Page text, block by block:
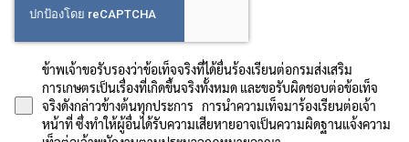
for:
Search
ข้าพเจ้าขอรับรองว่าข้อเท็จจริงที่ได้ยื่นร้องเรียนต่อกรมส่งเสริม
การเกษตรเป็นเรื่องที่เกิดขึ้นจริงทั้งหมด และขอรับผิดชอบต่อข้อเท็จ
จริงดังกล่าวข้างต้นทุกประการ การนำความเท็จมาร้องเรียนต่อเจ้า
หน้าที่ ซึ่งทำให้ผู้อื่นได้รับความเสียหายอาจเป็นความผิดฐานแจ้งความ